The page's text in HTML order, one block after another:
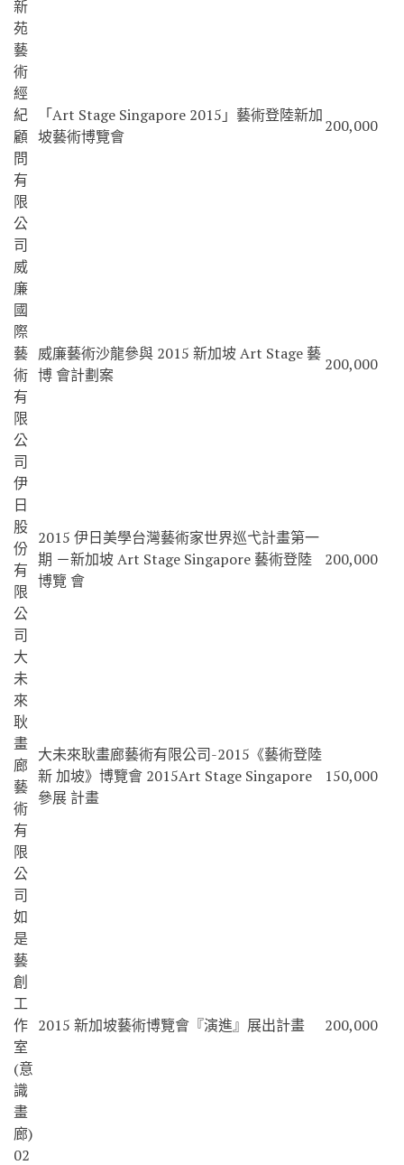
新
苑
藝
術
經
紀
顧
問
有
限
公
司
「Art Stage Singapore 2015」藝術登陸新加
坡藝術博覽會
200,000
威
廉
國
際
藝
術
有
限
公
司
威廉藝術沙龍參與 2015 新加坡 Art Stage 藝
博 會計劃案
200,000
伊
日
股
份
有
限
公
司
2015 伊日美學台灣藝術家世界巡弋計畫第一
期 －新加坡 Art Stage Singapore 藝術登陸
博覽 會
200,000
大
未
來
耿
畫
廊
藝
術
有
限
公
司
大未來耿畫廊藝術有限公司-2015《藝術登陸
新 加坡》博覽會 2015Art Stage Singapore
參展 計畫
150,000
如
是
藝
創
工
作
室
(意
識
畫
廊)
2015 新加坡藝術博覽會『演進』展出計畫 200,000
02